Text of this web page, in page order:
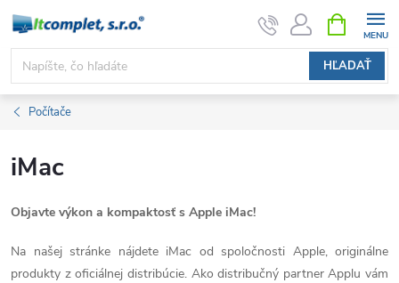
Prejsť
obsah
HĽADAŤ
KOŠÍK
Počítače
iMac
Objavte výkon a kompaktosť s Apple iMac!
Na našej stránke nájdete iMac od spoločnosti Apple, originálne
produkty z oficiálnej distribúcie. Ako distribučný partner Applu vám